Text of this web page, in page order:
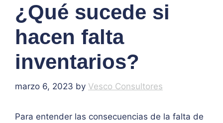
¿Qué sucede si
hacen falta
inventarios?
marzo 6, 2023 by Vesco Consultores
Para entender las consecuencias de la falta de